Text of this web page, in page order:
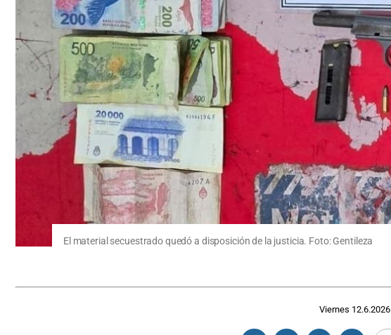
El material secuestrado quedó a disposición de la justicia. Foto: Gentileza
Viernes 12.6.2026